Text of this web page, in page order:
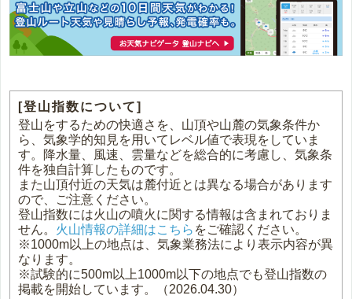
[登山指数について]
登山をするための快適さを、山頂や山麓の気象条件か
ら、気象学的知見を用いてレベル値で表現をしていま
す。降水量、風速、雲量などを総合的に考慮し、気象条
件を独自計算したものです。
また山頂付近の天気は麓付近とは異なる場合があります
ので、ご注意ください。
登山指数には火山の噴火に関する情報は含まれておりま
せん。 火山情報の詳細はこちら をご確認ください。
※1000m以上の地点は、気象業務法により表示内容が異
なります。
※試験的に500m以上1000m以下の地点でも登山指数の
掲載を開始しています。（2026.04.30）